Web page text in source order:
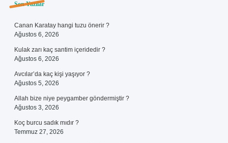
Sidebar
Son Yazılar
Canan Karatay hangi tuzu önerir ?
Ağustos 6, 2026
Kulak zarı kaç santim içeridedir ?
Ağustos 6, 2026
Avcılar’da kaç kişi yaşıyor ?
Ağustos 5, 2026
Allah bize niye peygamber göndermiştir ?
Ağustos 3, 2026
Koç burcu sadık mıdır ?
Temmuz 27, 2026